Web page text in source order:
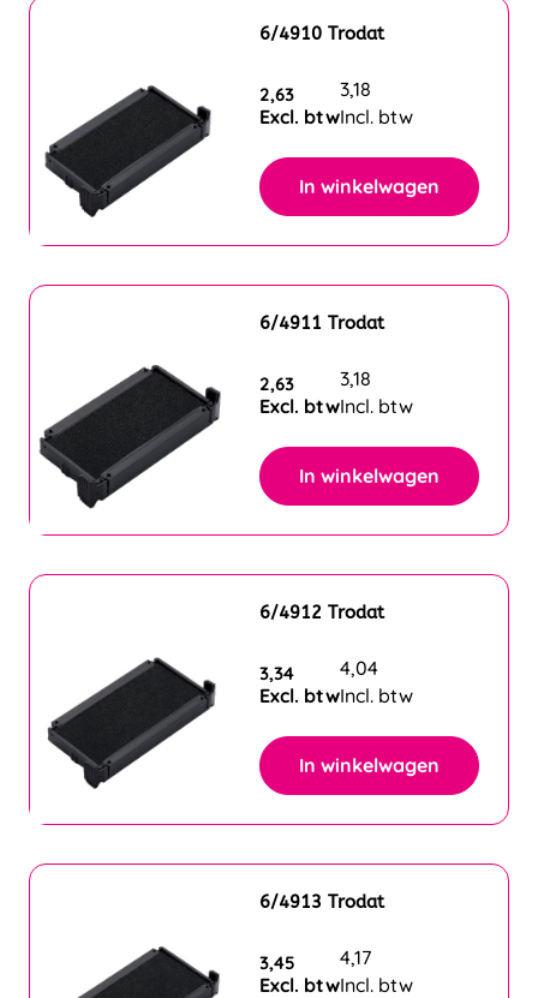
6/4910 Trodat
2,63
Excl. btw
3,18
Incl. btw
In winkelwagen
6/4911 Trodat
2,63
Excl. btw
3,18
Incl. btw
In winkelwagen
6/4912 Trodat
3,34
Excl. btw
4,04
Incl. btw
In winkelwagen
6/4913 Trodat
3,45
Excl. btw
4,17
Incl. btw